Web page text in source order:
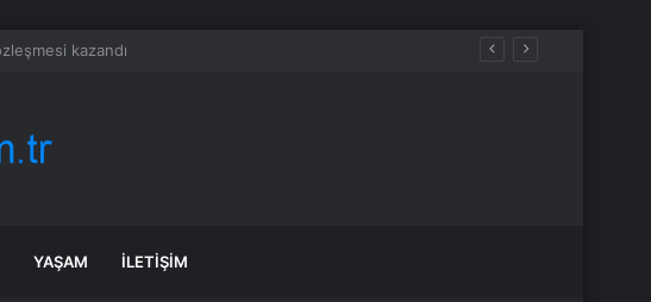
YAŞAM İLETIŞIM